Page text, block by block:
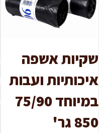
שקיות אשפה
איכותיות ועבות
במיוחד 75/90
850 גר'